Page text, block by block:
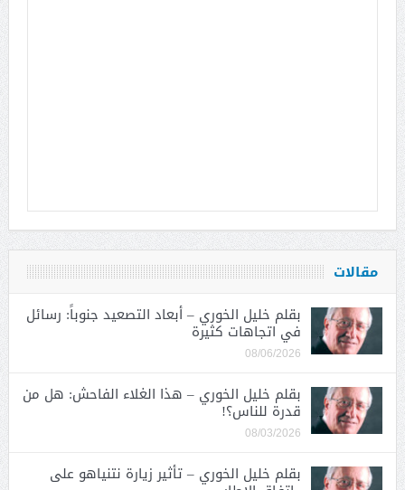
مقالات
بقلم خليل الخوري – أبعاد التصعيد جنوباً: رسائل
في اتجاهات كثيرة
08/06/2026
بقلم خليل الخوري – هذا الغلاء الفاحش: هل من
قدرة للناس؟!
08/03/2026
بقلم خليل الخوري – تأثير زيارة نتنياهو على